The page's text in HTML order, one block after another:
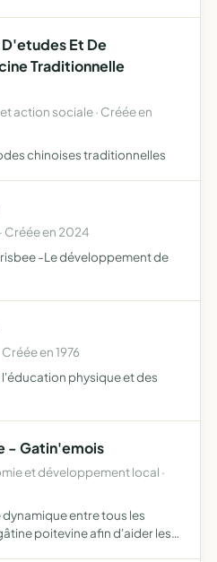
Et De
Traditionnelle
action sociale · Créée en
chinoises traditionnelles
Créée en 2024
-Le développement de
en 1976
physique et des
- Gatin'emois
et développement local ·
entre tous les
poitevine afin d'aider les